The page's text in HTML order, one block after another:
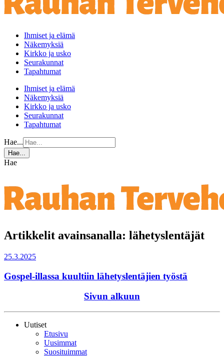
Ihmiset ja elämä
Näkemyksiä
Kirkko ja usko
Seurakunnat
Tapahtumat
Ihmiset ja elämä
Näkemyksiä
Kirkko ja usko
Seurakunnat
Tapahtumat
Hae...
Hae...
Hae
Artikkelit avainsanalla: lähetyslentäjät
25.3.2025
Gospel-illassa kuultiin lähetyslentäjien työstä
Sivun alkuun
Uutiset
Etusivu
Uusimmat
Suosituimmat